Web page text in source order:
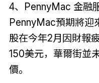
4、PennyMac 金融
PennyMac預期將迎
股在今年2月因財報
150美元，華爾街並
價。